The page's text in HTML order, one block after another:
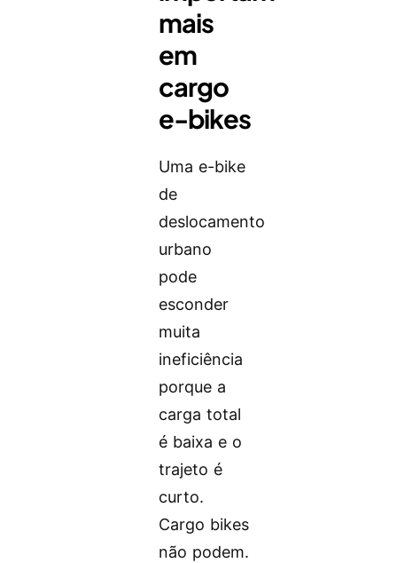
mais
em
cargo
e-bikes
Uma e-bike
de
deslocamento
urbano
pode
esconder
muita
ineficiência
porque a
carga total
é baixa e o
trajeto é
curto.
Cargo bikes
não podem.